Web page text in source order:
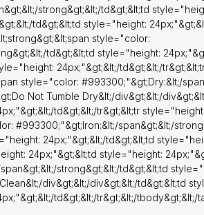
div&gt;&lt;/div&gt;&lt;/td&gt;&lt;td
style="height:
table&gt;
strong&gt;&lt;/td&gt;&lt;td
td&gt;&lt;td style="height:
style="color:
td&gt;&lt;td style="height:
24px;"&gt;&lt;/td&gt;&lt;/
style="color: #993300;"&gt;Dry:&lt;/
Not Tumble Dry&lt;/div&gt;&lt;/
td&gt;&lt;/tr&gt;&lt;tr
#993300;"&gt;Iron:&lt;/span&gt;&lt;/
24px;"&gt;&lt;/td&gt;&lt;td
24px;"&gt;&lt;td style="height:
strong&gt;&lt;/td&gt;&lt;td
div&gt;&lt;/div&gt;&lt;/td&gt;&lt;td
td&gt;&lt;/tr&gt;&lt;/tbody&gt;&lt;/